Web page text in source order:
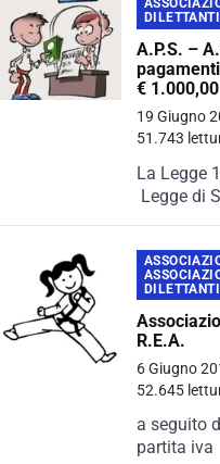
Sportive
) e...
A.P.S. –
€ 1.000,00
19 Giugno
51.743
La Legge
Legge di
alzato ad
oltre la...
R.E.A.
6 Giugno
52.645
a seguito
partita iva